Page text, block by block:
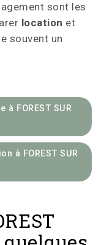
sont les
location et
souvent un
FOREST SUR
à FOREST SUR